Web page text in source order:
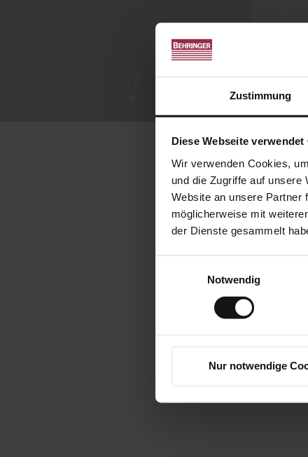
Zustimmung
Diese Webseite verwendet
Wir verwenden Cookies,
und die Zugriffe auf unsere
Website an unsere Partner
möglicherweise mit
der Dienste gesammelt
Notwendig
Nur notwendige